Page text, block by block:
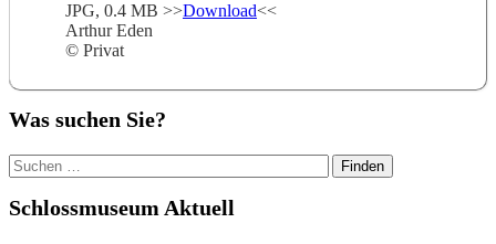
JPG, 0.4 MB >>Download<<
Arthur Eden
© Privat
Was suchen Sie?
Suchen
nach:
Schlossmuseum Aktuell